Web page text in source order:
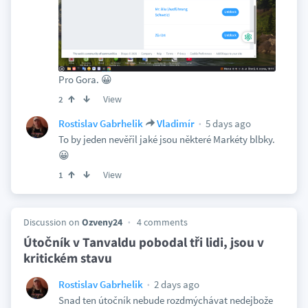
Pro Gora. 😀
2 View
Rostislav Gabrhelik Vladimír
5 days ago
To by jeden nevěřil jaké jsou některé Markéty blbky.
😀
1 View
Discussion on Ozveny24 4 comments
Útočník v Tanvaldu pobodal tři lidi, jsou v
kritickém stavu
Rostislav Gabrhelik
2 days ago
Snad ten útočník nebude rozdmýchávat nedejbože